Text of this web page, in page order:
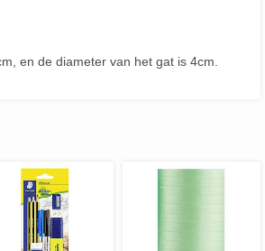
en de diameter van het gat is 4cm.